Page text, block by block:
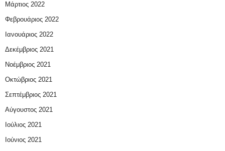
Μάρτιος 2022
Φεβρουάριος 2022
Ιανουάριος 2022
Δεκέμβριος 2021
Νοέμβριος 2021
Οκτώβριος 2021
Σεπτέμβριος 2021
Αύγουστος 2021
Ιούλιος 2021
Ιούνιος 2021